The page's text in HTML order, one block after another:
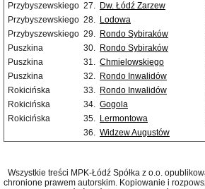
Przybyszewskiego 27. Dw. Łódź Zarzew
Przybyszewskiego 28. Lodowa
Przybyszewskiego 29. Rondo Sybiraków
Puszkina
30. Rondo Sybiraków
Puszkina
31. Chmielowskiego
Puszkina
32. Rondo Inwalidów
Rokicińska
33. Rondo Inwalidów
Rokicińska
34. Gogola
Rokicińska
35. Lermontowa
36. Widzew Augustów
Wszystkie treści MPK-Łódź Spółka z o.o.
chronione prawem autorskim. Kopiowanie i